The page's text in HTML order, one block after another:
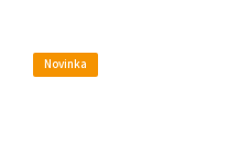
Novinka